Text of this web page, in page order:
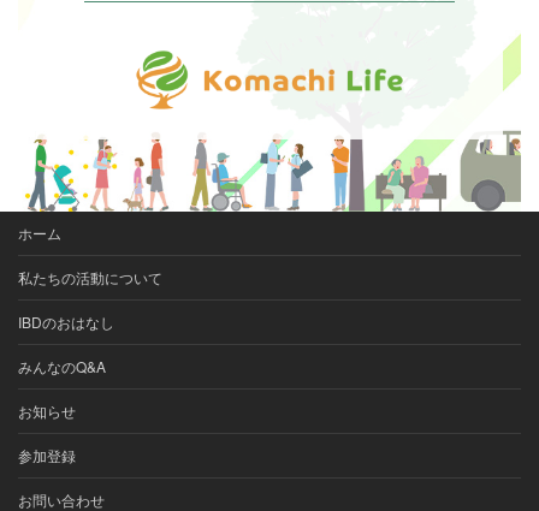
ホーム
私たちの活動について
IBDのおはなし
みんなのQ&A
お知らせ
参加登録
お問い合わせ